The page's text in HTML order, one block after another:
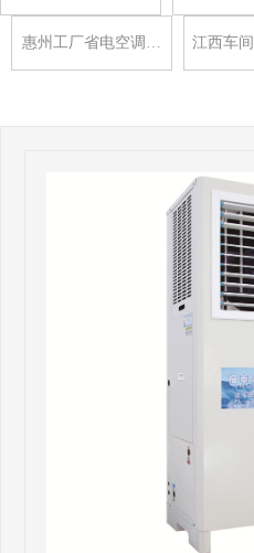
惠州工厂省电空调… 江西车